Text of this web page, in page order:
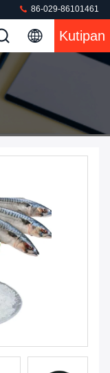
86-029-86101461
Kutipan